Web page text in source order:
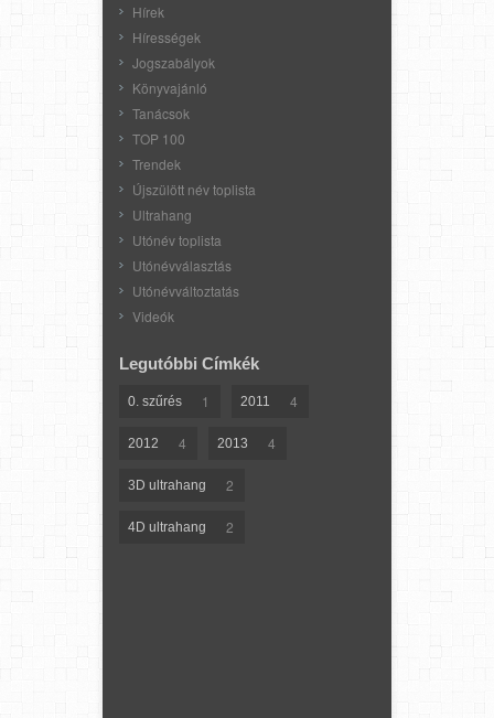
Hírek
Hírességek
Jogszabályok
Könyvajánló
Tanácsok
TOP 100
Trendek
Újszülött név toplista
Ultrahang
Utónév toplista
Utónévválasztás
Utónévváltoztatás
Videók
Legutóbbi Címkék
0. szűrés 1 2011 4
2012 4 2013 4
3D ultrahang 2
4D ultrahang 2